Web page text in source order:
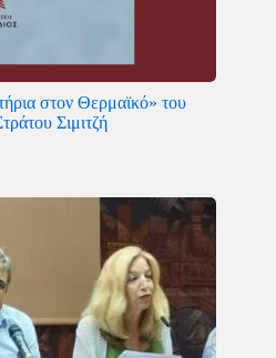
στον Θερμαϊκό» του
Σιμιτζή